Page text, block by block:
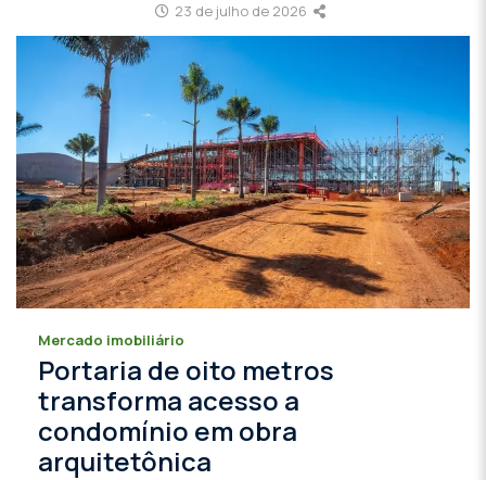
23 de julho de 2026
Mercado imobiliário
Portaria de oito metros
transforma acesso a
condomínio em obra
arquitetônica